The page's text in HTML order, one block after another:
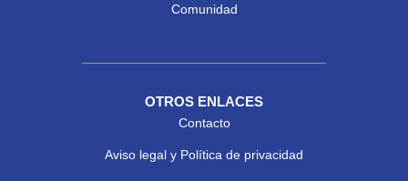
Comunidad
OTROS ENLACES
Contacto
Aviso legal y Política de privacidad